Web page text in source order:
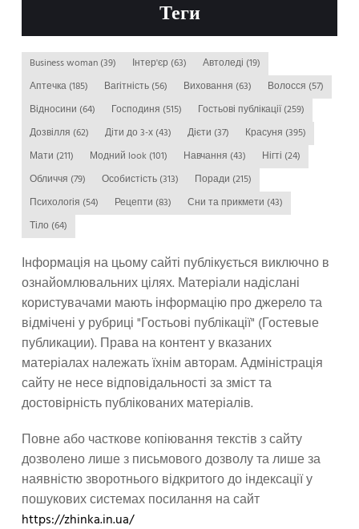
Теги
Business woman (39) Інтер'єр (63) Автоледі (19)
Аптечка (185) Вагітність (56) Виховання (63) Волосся (57)
Відносини (64) Господиня (515) Гостьові публікації(259)
Дозвілля (62) Діти до 3-х (43) Дієти (37) Красуня (395)
Мати (211) Модний look (101) Навчання (43) Нігті (24)
Обличчя (79) Особистість (313) Поради (215)
Психологія (54) Рецепти (83) Сни та прикмети (43)
Тіло (64)
Інформація на цьому сайті публікується виключно в
ознайомлювальних цілях. Матеріали надіслані
користувачами мають інформацію про джерело та
відмічені у рубриці "Гостьові публікації" (Гостевые
публикации). Права на контент у вказаних
матеріалах належать їхнім авторам. Адміністрація
сайту не несе відповідальності за зміст та
достовірність публікованих матеріалів.
Повне або часткове копіювання текстів з сайту
дозволено лише з письмового дозволу та лише за
наявністю зворотнього відкритого до індексації у
пошукових системах посилання на сайт
https://zhinka.in.ua/